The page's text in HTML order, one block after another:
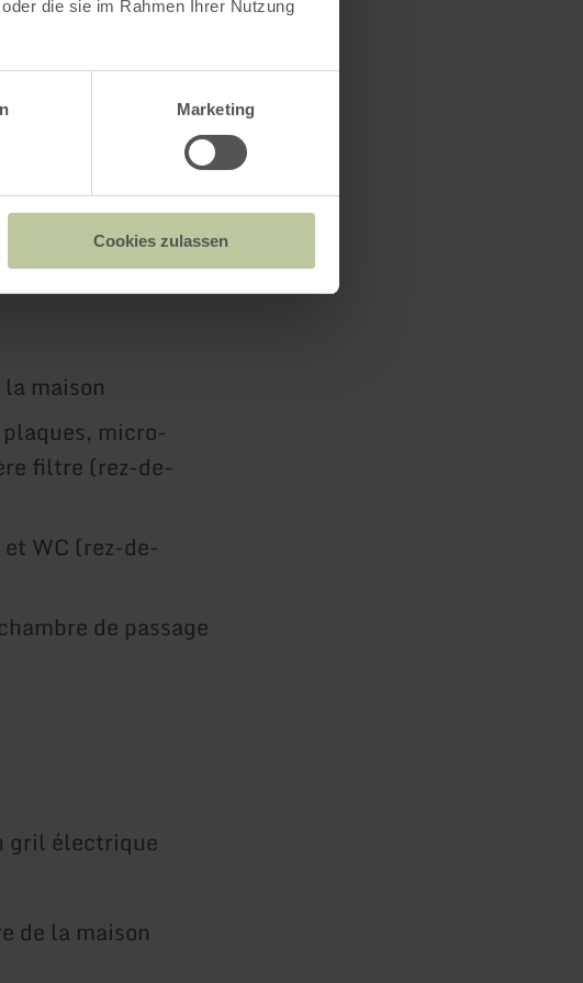
die sie im Rahmen Ihrer Nutzung
Marketing
Cookies zulassen
se trouvent
poêle à bois et
maison
micro-
filtre (rez-de-
WC (rez-de-
de passage
gril électrique
de la maison